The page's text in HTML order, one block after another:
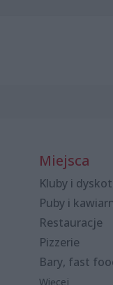
Miejsca
Kluby i
Puby i
Restauracje
Pizzerie
Bary, fast
Więcej